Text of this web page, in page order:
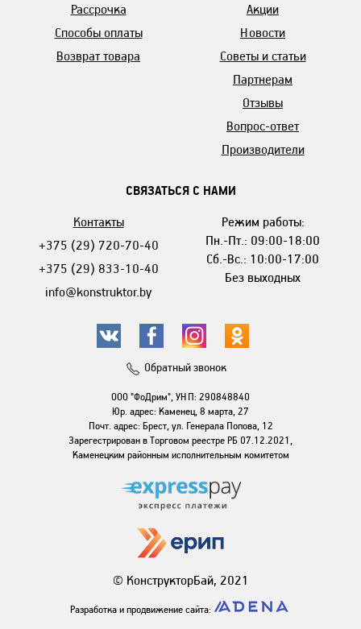
Рассрочка
Способы оплаты
Возврат товара
Акции
Новости
Советы и статьи
Партнерам
Отзывы
Вопрос-ответ
Производители
СВЯЗАТЬСЯ С НАМИ
Контакты
+375 (29) 720-70-40
+375 (29) 833-10-40
info@konstruktor.by
Режим работы:
Пн.-Пт.: 09:00-18:00
Сб.-Вс.: 10:00-17:00
Без выходных
Обратный звонок
ООО "ФоДрим", УНП: 290848840
Юр. адрес: Каменец, 8 марта, 27
Почт. адрес: Брест, ул. Генерала Попова, 12
Зарегестрирован в Торговом реестре РБ 07.12.2021,
Каменецким районным исполнительным комитетом
© КонструкторБай, 2021
Разработка и продвижение сайта: